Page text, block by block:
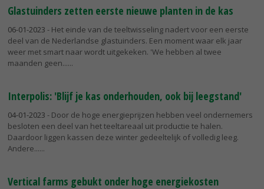
Glastuinders zetten eerste nieuwe planten in de kas
06-01-2023 - Het einde van de teeltwisseling nadert voor een eerste
deel van de Nederlandse glastuinders. Een moment waar elk jaar
weer met smart naar wordt uitgekeken. 'We hebben al twee
maanden geen...
Interpolis: 'Blijf je kas onderhouden, ook bij leegstand'
04-01-2023 - Door de hoge energieprijzen hebben veel ondernemers
besloten een deel van het teeltareaal uit productie te halen.
Daardoor liggen kassen deze winter gedeeltelijk of volledig leeg.
Andere...
Vertical farms gebukt onder hoge energiekosten